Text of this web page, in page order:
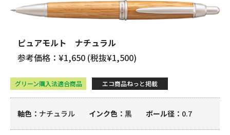
ピュアモルト ナチュラル
参考価格：¥1,650 (税抜¥1,500)
グリーン購入法適合商品 エコ商品ねっと掲載
軸色 ナチュラル インク色 黒 ボール径 0.7